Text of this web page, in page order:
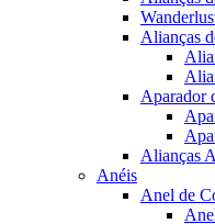
Alianças
Aparador
Alianças
Anéis
Anel de